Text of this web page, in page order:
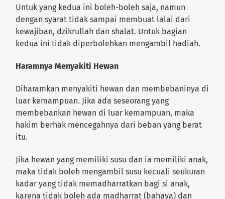
Untuk yang kedua ini boleh-boleh saja, namun
dengan syarat tidak sampai membuat lalai dari
kewajiban, dzikrullah dan shalat. Untuk bagian
kedua ini tidak diperbolehkan mengambil hadiah.
Haramnya Menyakiti Hewan
Diharamkan menyakiti hewan dan membebaninya di
luar kemampuan. Jika ada seseorang yang
membebankan hewan di luar kemampuan, maka
hakim berhak mencegahnya dari beban yang berat
itu.
Jika hewan yang memiliki susu dan ia memiliki anak,
maka tidak boleh mengambil susu kecuali seukuran
kadar yang tidak memadharratkan bagi si anak,
karena tidak boleh ada madharrat (bahaya) dan